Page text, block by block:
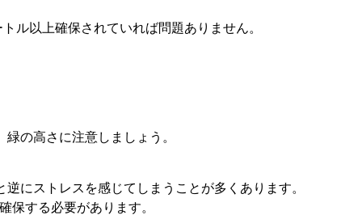
ル以上確保されていれば問題ありません。
の高さに注意しましょう。
にストレスを感じてしまうことが多くあります。
保する必要があります。